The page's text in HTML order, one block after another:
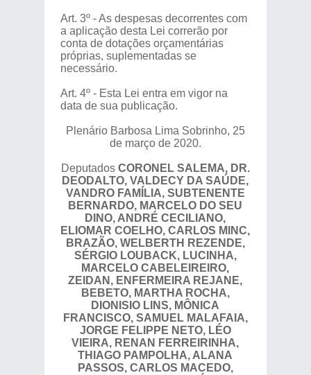
Art. 3º - As despesas decorrentes com
a aplicação desta Lei correrão por
conta de dotações orçamentárias
próprias, suplementadas se
necessário.
Art. 4º - Esta Lei entra em vigor na
data de sua publicação.
Plenário Barbosa Lima Sobrinho, 25
de março de 2020.
Deputados CORONEL SALEMA, DR.
DEODALTO, VALDECY DA SAÚDE,
VANDRO FAMÍLIA, SUBTENENTE
BERNARDO, MARCELO DO SEU
DINO, ANDRÉ CECILIANO,
ELIOMAR COELHO, CARLOS MINC,
BRAZÃO, WELBERTH REZENDE,
SÉRGIO LOUBACK, LUCINHA,
MARCELO CABELEIREIRO,
ZEIDAN, ENFERMEIRA REJANE,
BEBETO, MARTHA ROCHA,
DIONISIO LINS, MÔNICA
FRANCISCO, SAMUEL MALAFAIA,
JORGE FELIPPE NETO, LÉO
VIEIRA, RENAN FERREIRINHA,
THIAGO PAMPOLHA, ALANA
PASSOS, CARLOS MACEDO,